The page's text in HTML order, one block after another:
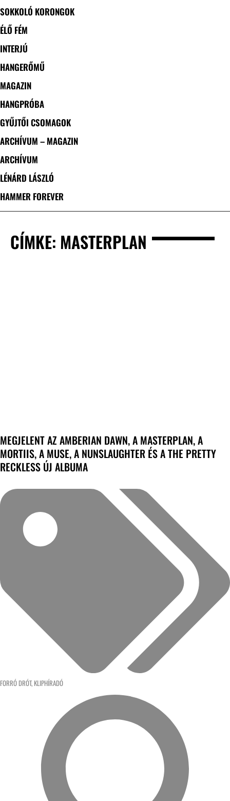
SOKKOLÓ KORONGOK
ÉLŐ FÉM
INTERJÚ
HANGERŐMŰ
MAGAZIN
HANGPRÓBA
GYŰJTŐI CSOMAGOK
ARCHÍVUM – MAGAZIN
ARCHÍVUM
LÉNÁRD LÁSZLÓ
HAMMER FOREVER
CÍMKE: MASTERPLAN
MEGJELENT AZ AMBERIAN DAWN, A MASTERPLAN, A
MORTIIS, A MUSE, A NUNSLAUGHTER ÉS A THE PRETTY
RECKLESS ÚJ ALBUMA
FORRÓ DRÓT, KLIPHÍRADÓ